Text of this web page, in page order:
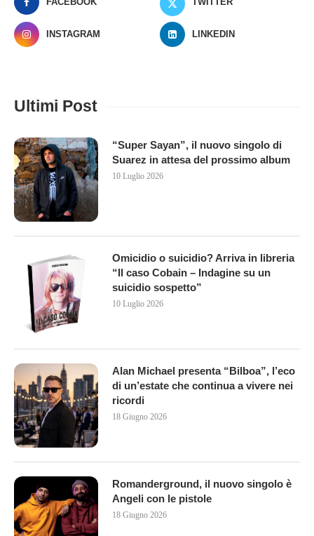
INSTAGRAM LINKEDIN
Ultimi Post
“Super Sayan”, il nuovo singolo di
Suarez in attesa del prossimo album
10 Luglio 2026
Omicidio o suicidio? Arriva in libreria
“Il caso Cobain – Indagine su un
suicidio sospetto”
10 Luglio 2026
Alan Michael presenta “Bilboa”, l’eco
di un’estate che continua a vivere nei
ricordi
18 Giugno 2026
Romanderground, il nuovo singolo è
Angeli con le pistole
18 Giugno 2026